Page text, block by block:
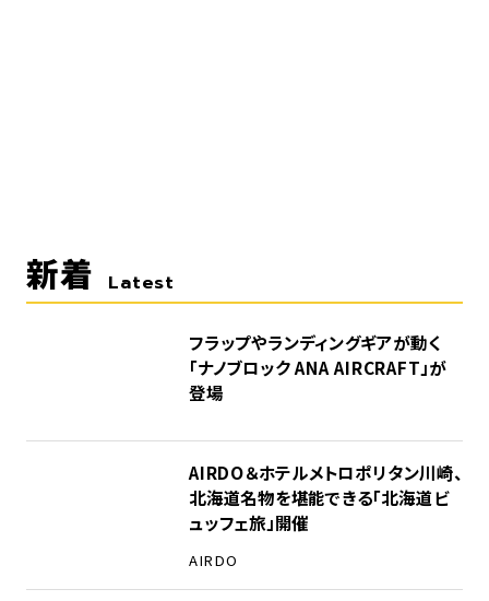
新着 Latest
フラップやランディングギアが動く
「ナノブロック ANA AIRCRAFT」が
登場
AIRDO＆ホテルメトロポリタン川崎、
北海道名物を堪能できる「北海道ビ
ュッフェ旅」開催
AIRDO